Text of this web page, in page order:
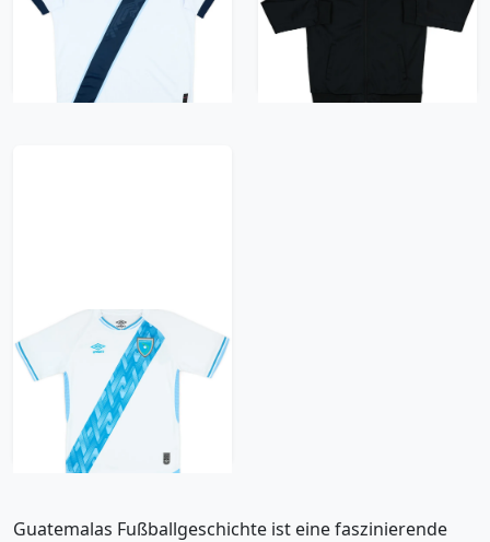
59.99£ · ca. €71
Trikot kaufen
2021-22 Guatemala
Home Shirt (KIDS)
17.99£ · ca. €21
Trikot kaufen
Guatemalas Fußballgeschichte ist eine faszinierende